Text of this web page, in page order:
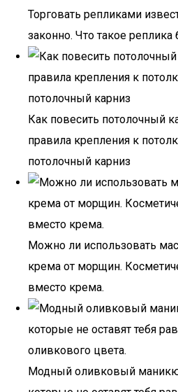
Торговать репликами
законно. Что такое реплика
Как повесить потолочный
правила крепления к
потолочный карниз
Можно ли использовать
крема от морщин.
вместо крема.
Модный оливковый